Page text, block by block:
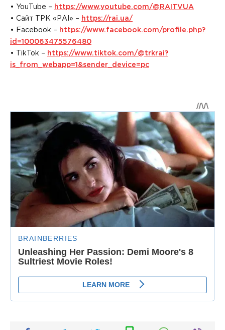
• YouTube – https://www.youtube.com/@RAITVUA
• Сайт ТРК «РАІ» – https://rai.ua/
• Facebook – https://www.facebook.com/profile.php?
id=100063475576480
• TikTok – https://www.tiktok.com/@trkrai?
is_from_webapp=1&sender_device=pc